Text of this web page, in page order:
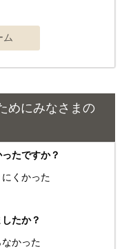
めにみなさまの
たですか？
くかった
たか？
かった